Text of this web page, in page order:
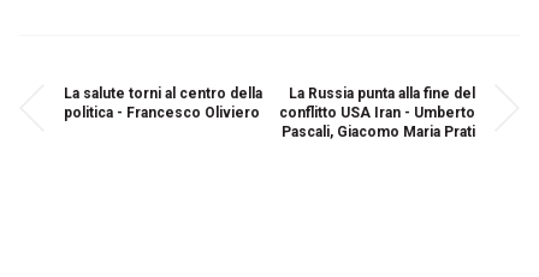
La salute torni al centro della
politica - Francesco Oliviero
La Russia punta alla fine del
conflitto USA Iran - Umberto
Pascali, Giacomo Maria Prati